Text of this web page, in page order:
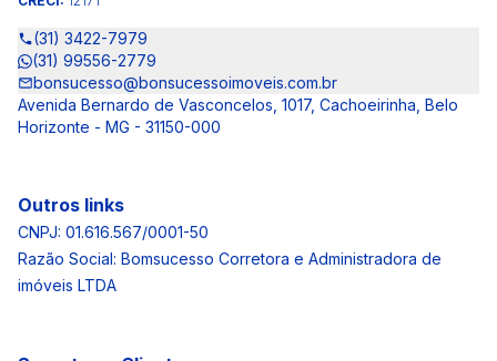
(31) 3422-7979
(31) 99556-2779
bonsucesso@bonsucessoimoveis.com.br
Avenida Bernardo de Vasconcelos, 1017, Cachoeirinha, Belo
Horizonte - MG - 31150-000
Outros links
CNPJ: 01.616.567/0001-50
Razão Social: Bomsucesso Corretora e Administradora de
imóveis LTDA